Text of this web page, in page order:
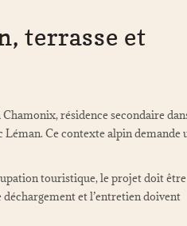
terrasse et
Chamonix, résidence secondaire
Ce contexte alpin demande
touristique, le projet doit être
et l’entretien doivent